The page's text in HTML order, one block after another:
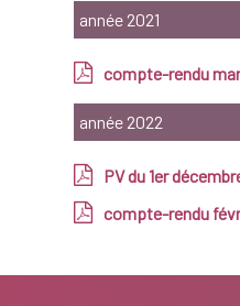
année 2021
compte-rendu
année 2022
PV du 1er
compte-rendu